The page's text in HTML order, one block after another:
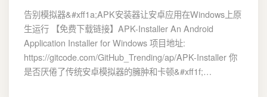
告别模拟器&#xff1a;APK安装器让安卓应用在Windows上原
生运行 【免费下载链接】APK-Installer An Android
Application Installer for Windows 项目地址:
https://gitcode.com/GitHub_Trending/ap/APK-Installer 你
是否厌倦了传统安卓模拟器的臃肿和卡顿&#xff1f;…